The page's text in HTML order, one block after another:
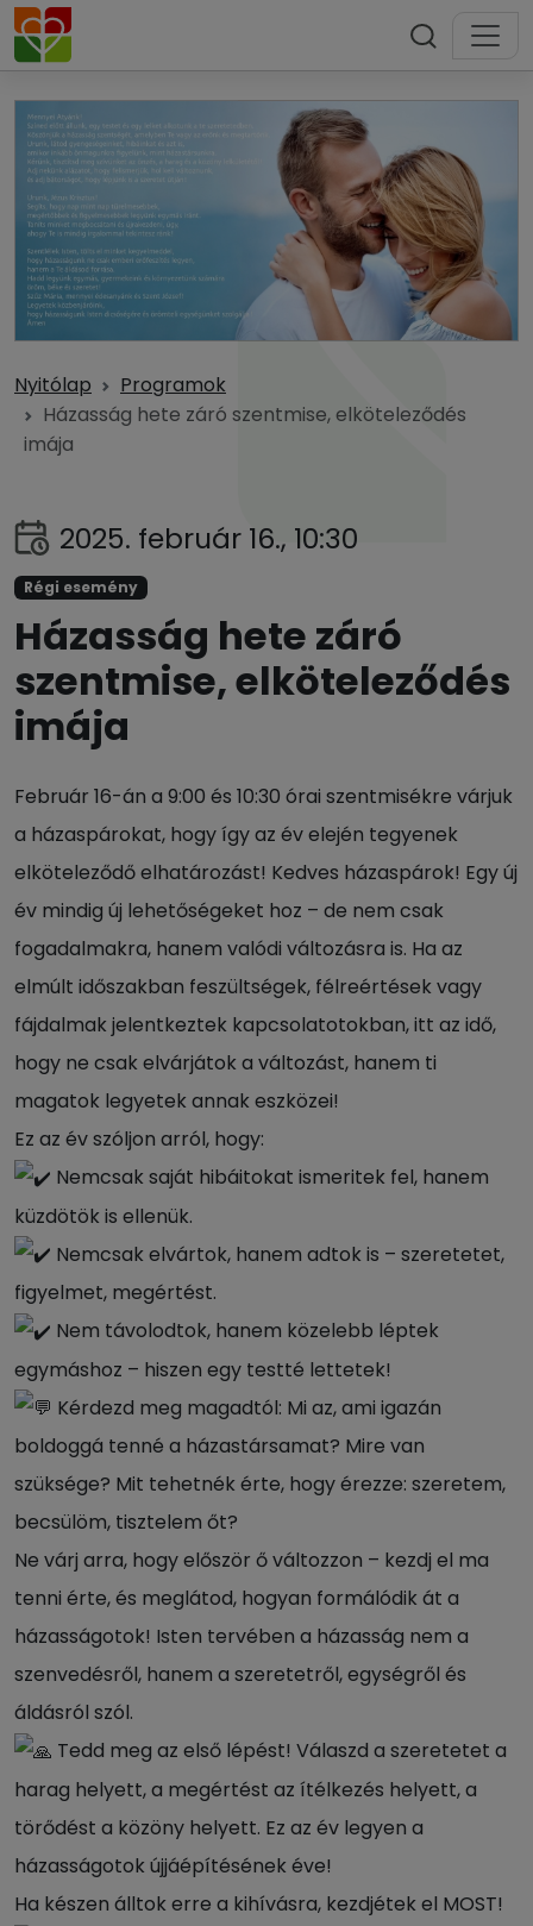
Nyitólap
Programok
Házasság hete záró szentmise, elköteleződés
imája
2025. február 16., 10:30
Régi esemény
Házasság hete záró
szentmise, elköteleződés
imája
Február 16-án a 9:00 és 10:30 órai szentmisékre várjuk
a házaspárokat, hogy így az év elején tegyenek
elköteleződő elhatározást! Kedves házaspárok! Egy új
év mindig új lehetőségeket hoz – de nem csak
fogadalmakra, hanem valódi változásra is. Ha az
elmúlt időszakban feszültségek, félreértések vagy
fájdalmak jelentkeztek kapcsolatotokban, itt az idő,
hogy ne csak elvárjátok a változást, hanem ti
magatok legyetek annak eszközei!
Ez az év szóljon arról, hogy:
Nemcsak saját hibáitokat ismeritek fel, hanem
küzdötök is ellenük.
Nemcsak elvártok, hanem adtok is – szeretetet,
figyelmet, megértést.
Nem távolodtok, hanem közelebb léptek
egymáshoz – hiszen egy testté lettetek!
Kérdezd meg magadtól: Mi az, ami igazán
boldoggá tenné a házastársamat? Mire van
szüksége? Mit tehetnék érte, hogy érezze: szeretem,
becsülöm, tisztelem őt?
Ne várj arra, hogy először ő változzon – kezdj el ma
tenni érte, és meglátod, hogyan formálódik át a
házasságotok! Isten tervében a házasság nem a
szenvedésről, hanem a szeretetről, egységről és
áldásról szól.
Tedd meg az első lépést! Válaszd a szeretetet a
harag helyett, a megértést az ítélkezés helyett, a
törődést a közöny helyett. Ez az év legyen a
házasságotok újjáépítésének éve!
Ha készen álltok erre a kihívásra, kezdjétek el MOST!